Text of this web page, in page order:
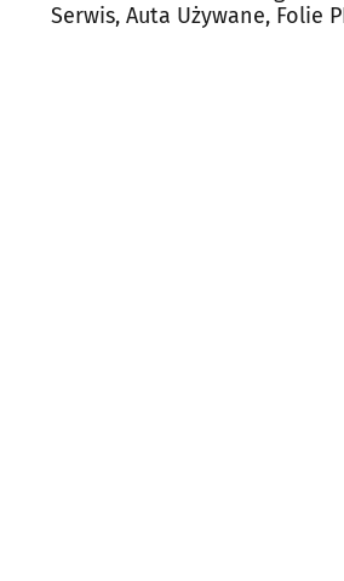
Serwis, Auta Używane, Folie